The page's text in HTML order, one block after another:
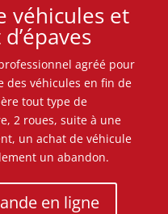
véhicules et
agréé pour
des véhicules en fin de
tout type de
2 roues, suite à une
un achat de véhicule
un abandon.
en ligne